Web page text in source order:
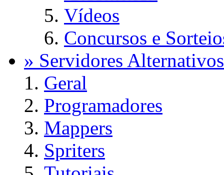
Vídeos
Concursos e
» Servidores
Geral
Programadores
Mappers
Spriters